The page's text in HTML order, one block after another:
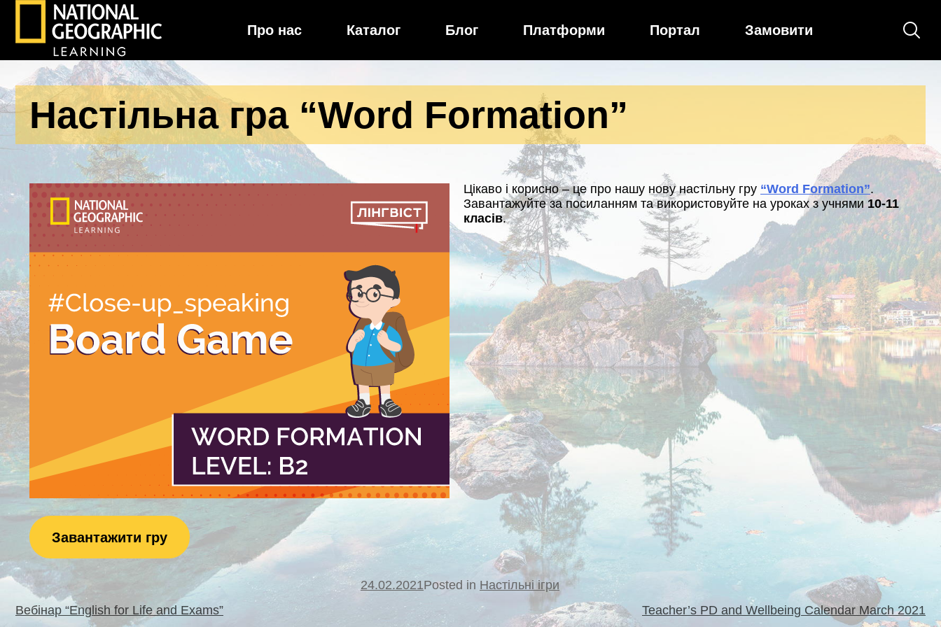
National Geographic Learning
Про нас Каталог Блог Платформи Портал Замовити
Настільна гра “Word Formation”
Цікаво і корисно – це про нашу нову настільну гру “Word Formation”.
Завантажуйте за посиланням та використовуйте на уроках з учнями10-11
класів.
Завантажити гру
24.02.2021Posted in Настільні ігри
Навігація
Вебінар “English for Life and Exams” Teacher’s PD and Wellbeing Calendar March 2021